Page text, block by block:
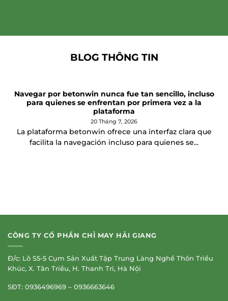
BLOG THÔNG TIN
Navegar por betonwin nunca fue tan sencillo, incluso
para quienes se enfrentan por primera vez a la
plataforma
20 Tháng 7, 2026
La plataforma betonwin ofrece una interfaz clara que
facilita la navegación incluso para quienes se...
CÔNG TY CỔ PHẦN CHỈ MAY HẢI GIANG
Đ/c: Lô S5-5 Cụm Sản Xuất Tập Trung Làng Nghề Thôn Triều
Khúc, X. Tân Triều, H. Thanh Trì, Hà Nội
SĐT: 0936496969 – 0936663646